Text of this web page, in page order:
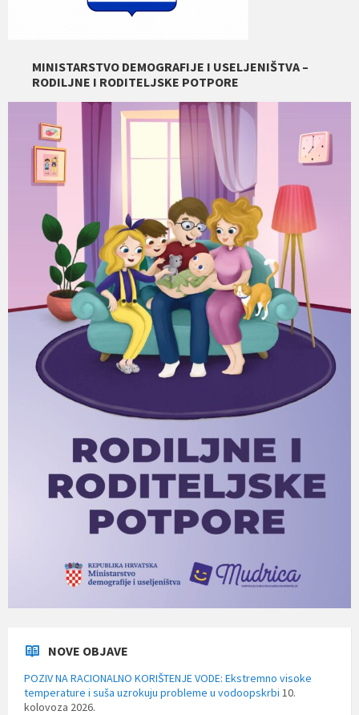
MINISTARSTVO DEMOGRAFIJE I USELJENIŠTVA –
RODILJNE I RODITELJSKE POTPORE
NOVE OBJAVE
POZIV NA RACIONALNO KORIŠTENJE VODE: Ekstremno visoke
temperature i suša uzrokuju probleme u vodoopskrbi 10.
kolovoza 2026.